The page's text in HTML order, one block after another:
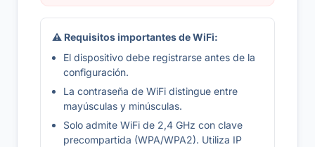
⚠ Requisitos importantes de WiFi:
El dispositivo debe registrarse antes de la
configuración.
La contraseña de WiFi distingue entre
mayúsculas y minúsculas.
Solo admite WiFi de 2,4 GHz con clave
precompartida (WPA/WPA2). Utiliza IP